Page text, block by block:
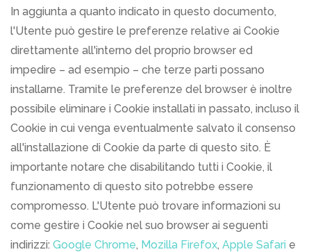
In aggiunta a quanto indicato in questo documento,
l'Utente può gestire le preferenze relative ai Cookie
direttamente all'interno del proprio browser ed
impedire – ad esempio – che terze parti possano
installarne. Tramite le preferenze del browser è inoltre
possibile eliminare i Cookie installati in passato, incluso il
Cookie in cui venga eventualmente salvato il consenso
all'installazione di Cookie da parte di questo sito. È
importante notare che disabilitando tutti i Cookie, il
funzionamento di questo sito potrebbe essere
compromesso. L'Utente può trovare informazioni su
come gestire i Cookie nel suo browser ai seguenti
indirizzi: Google Chrome, Mozilla Firefox, Apple Safari e